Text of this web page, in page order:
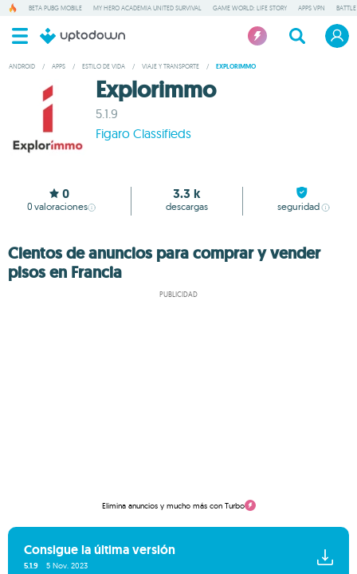
BETA PUBG MOBILE MY HERO ACADEMIA UNITED SURVIVAL GAME WORLD: LIFE STORY APPS VPN
ANDROID / APPS / ESTILO DE VIDA / VIAJE Y TRANSPORTE / EXPLORIMMO
Explorimmo
5.1.9
Figaro Classifieds
0
0 valoraciones
3.3 k
descargas seguridad
Cientos de anuncios para comprar y vender
pisos en Francia
PUBLICIDAD
Elimina anuncios y mucho más con Turbo
Consigue la última versión
5.1.9 5 Nov. 2023